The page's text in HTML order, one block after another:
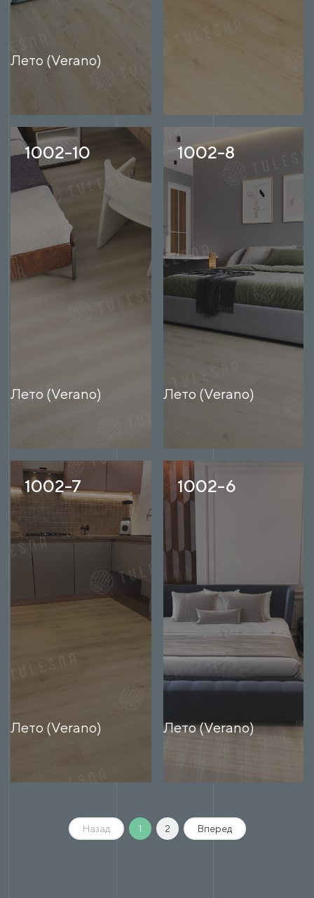
Лето (Verano)
1002-10
Лето (Verano)
1002-8
Лето (Verano)
1002-7
Лето (Verano)
1002-6
Лето (Verano)
Назад 1 2 Вперед